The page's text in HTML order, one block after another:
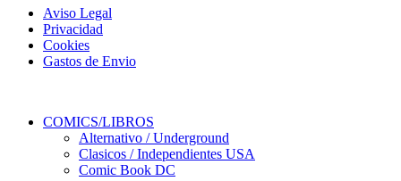
Aviso Legal
Privacidad
Cookies
Gastos de Envio
COMICS/LIBROS
Alternativo / Underground
Clasicos / Independientes USA
Comic Book DC